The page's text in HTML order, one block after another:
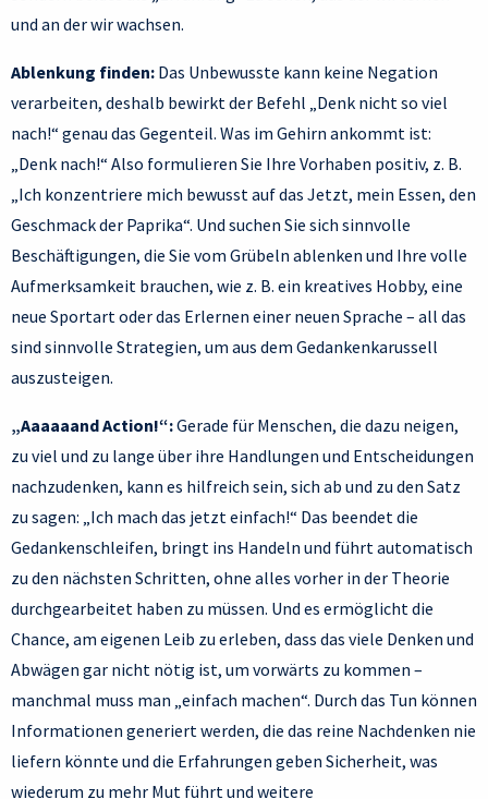
und an der wir wachsen.
Ablenkung finden: Das Unbewusste kann keine Negation
verarbeiten, deshalb bewirkt der Befehl „Denk nicht so viel
nach!“ genau das Gegenteil. Was im Gehirn ankommt ist:
„Denk nach!“ Also formulieren Sie Ihre Vorhaben positiv, z. B.
„Ich konzentriere mich bewusst auf das Jetzt, mein Essen, den
Geschmack der Paprika“. Und suchen Sie sich sinnvolle
Beschäftigungen, die Sie vom Grübeln ablenken und Ihre volle
Aufmerksamkeit brauchen, wie z. B. ein kreatives Hobby, eine
neue Sportart oder das Erlernen einer neuen Sprache – all das
sind sinnvolle Strategien, um aus dem Gedankenkarussell
auszusteigen.
„Aaaaaand Action!“:Gerade für Menschen, die dazu neigen,
zu viel und zu lange über ihre Handlungen und Entscheidungen
nachzudenken, kann es hilfreich sein, sich ab und zu den Satz
zu sagen: „Ich mach das jetzt einfach!“ Das beendet die
Gedankenschleifen, bringt ins Handeln und führt automatisch
zu den nächsten Schritten, ohne alles vorher in der Theorie
durchgearbeitet haben zu müssen. Und es ermöglicht die
Chance, am eigenen Leib zu erleben, dass das viele Denken und
Abwägen gar nicht nötig ist, um vorwärts zu kommen –
manchmal muss man „einfach machen“. Durch das Tun können
Informationen generiert werden, die das reine Nachdenken nie
liefern könnte und die Erfahrungen geben Sicherheit, was
wiederum zu mehr Mut führt und weitere